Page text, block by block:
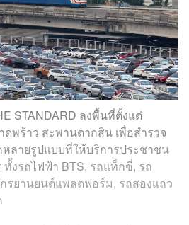
STANDARD ลงพื้นที่ตั้งแต่
พร้าว สะพานตากสิน เพื่อสำรวจ
ลายรูปแบบที่ให้บริการประชาชน
งรถไฟฟ้า BTS, รถแท็กซี่, รถ
รยานยนต์แพลตฟอร์ม, รถสองแถว